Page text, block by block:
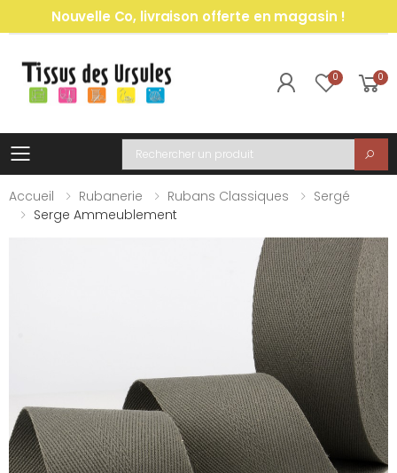
Nouvelle Co, livraison offerte en magasin !
0 0
Toggle mobile menu
Recherche
Accueil
Rubanerie Rubans Classiques
Sergé
Serge Ammeublement